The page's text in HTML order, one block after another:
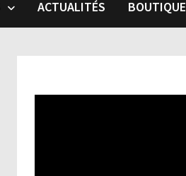
ACTUALITÉS BOUTIQUE